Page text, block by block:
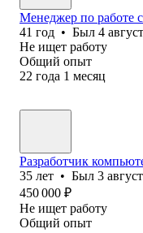
Менеджер по работе
41 год • Был 4
Не ищет работу
Общий опыт
22 года 1 месяц
Разработчик
35 лет • Был 3
450 000 ₽
Не ищет работу
Общий опыт